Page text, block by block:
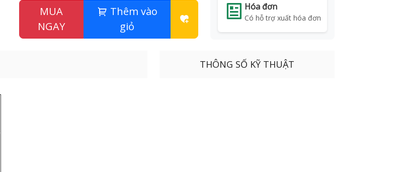
MUA
NGAY
Thêm vào
giỏ
Hóa đơn
Có hỗ trợ xuất hóa đơn
THÔNG SỐ KỸ THUẬT